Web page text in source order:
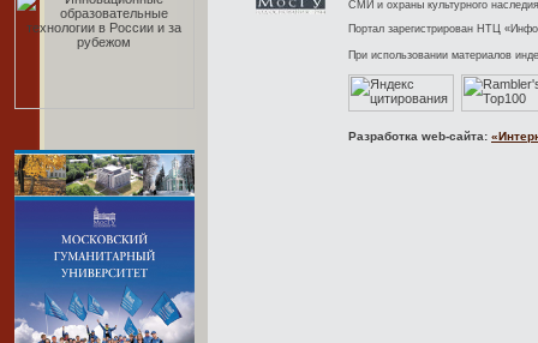
СМИ и охраны культурного
Портал зарегистрирован НТЦ
При использовании материалов
Разработка web-сайта: